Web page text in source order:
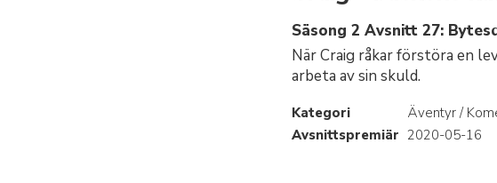
Säsong 2 Avsnitt 27:
När Craig råkar förstöra en
arbeta av sin skuld.
Kategori
Äventyr /
Avsnittspremiär 2020-05-16